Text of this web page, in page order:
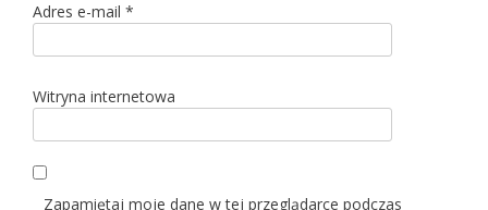
Adres e-mail *
Witryna internetowa
Zapamiętaj moje dane w tej przeglądarce podczas